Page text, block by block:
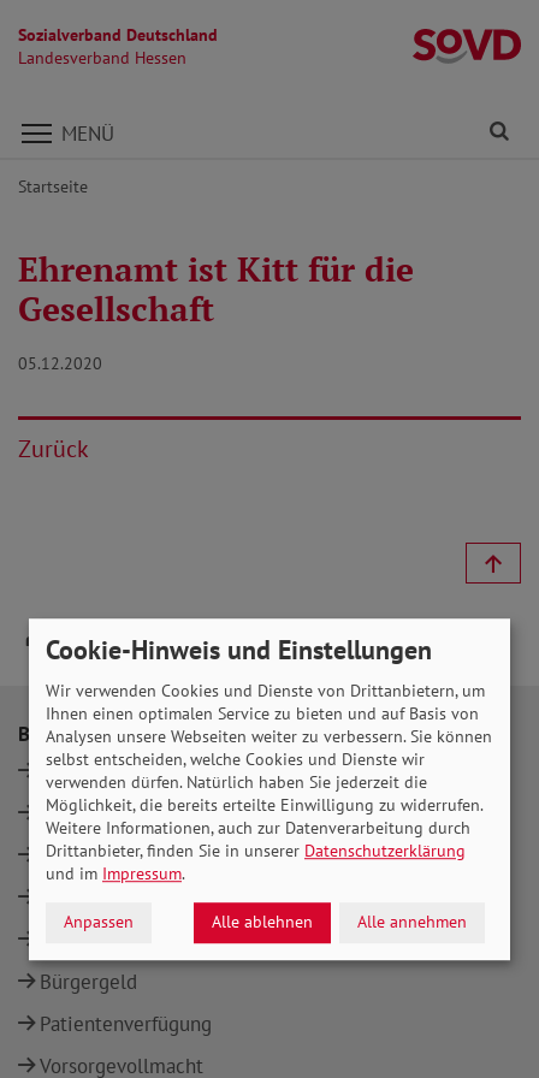
Sozialverband Deutschland
Landesverband Hessen
Direkt zu den Inhalten springen
MENÜ
Startseite
Ehrenamt ist Kitt für die
Gesellschaft
05.12.2020
Zurück
Beratung
Standorte
Rente
Pflege
Gesundheit
Bürgergeld
Patientenverfügung
Vorsorgevollmacht
Themen
Rente
Pflege
Behinderung
Gesundheit
Bürgergeld
Cookie-Hinweis und Einstellungen
Wir verwenden Cookies und Dienste von Drittanbietern, um
Ihnen einen optimalen Service zu bieten und auf Basis von
Analysen unsere Webseiten weiter zu verbessern. Sie können
selbst entscheiden, welche Cookies und Dienste wir
verwenden dürfen. Natürlich haben Sie jederzeit die
Möglichkeit, die bereits erteilte Einwilligung zu widerrufen.
Weitere Informationen, auch zur Datenverarbeitung durch
Drittanbieter, finden Sie in unserer Datenschutzerklärung
und im Impressum.
Anpassen Alle ablehnen Alle annehmen